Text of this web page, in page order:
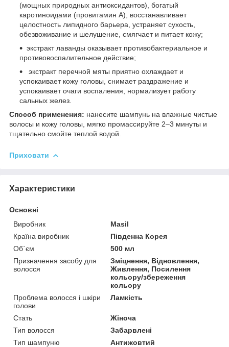
(мощных природных антиоксидантов), богатый
каротиноидами (провитамин А), восстанавливает
целостность липидного барьера, устраняет сухость,
обезвоживание и шелушение, смягчает и питает кожу;
экстракт лаванды оказывает противобактериальное и
противовоспалительное действие;
экстракт перечной мяты приятно охлаждает и
успокаивает кожу головы, снимает раздражение и
успокаивает очаги воспаления, нормализует работу
сальных желез.
Способ применения: нанесите шампунь на влажные чистые
волосы и кожу головы, мягко промассируйте 2–3 минуты и
тщательно смойте теплой водой.
Приховати
Характеристики
Основні
Виробник
Masil
Країна виробник
Південна Корея
Об`єм
500 мл
Призначення засобу для
волосся
Зміцнення, Відновлення,
Живлення, Посилення
кольору/збереження
кольору
Проблема волосся і шкіри
голови
Ламкість
Стать
Жіноча
Тип волосся
Забарвлені
Тип шампуню
Антижовтий